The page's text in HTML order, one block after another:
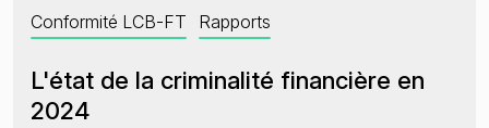
Conformité LCB-FT Rapports
L'état de la criminalité financière en
2024